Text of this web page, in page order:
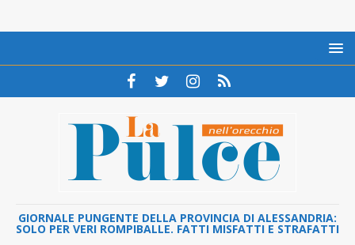
GIORNALE PUNGENTE DELLA PROVINCIA DI ALESSANDRIA:
SOLO PER VERI ROMPIBALLE. FATTI MISFATTI E STRAFATTI